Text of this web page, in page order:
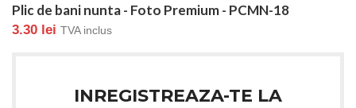
Plic de bani nunta - Foto Premium - PCMN-18
3.30 lei TVA inclus
INREGISTREAZA-TE LA